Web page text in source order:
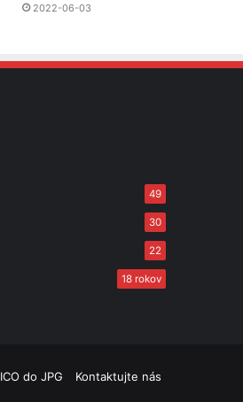
2022-06-03
49
30
22
18 rokov
ICO do JPG Kontaktujte nás